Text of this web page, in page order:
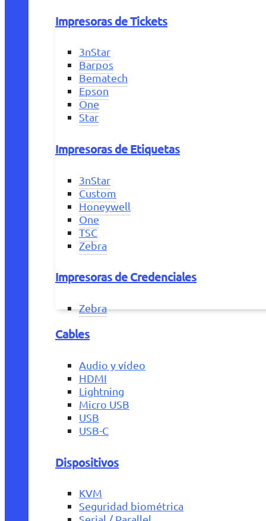
Impresoras de Tickets
3nStar
Barpos
Bematech
Epson
One
Star
Impresoras de Etiquetas
3nStar
Custom
Honeywell
One
TSC
Zebra
Impresoras de Credenciales
Zebra
Cables
Audio y vídeo
HDMI
Lightning
Micro USB
USB
USB-C
Dispositivos
KVM
Seguridad biométrica